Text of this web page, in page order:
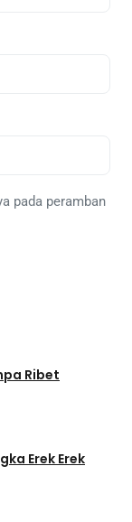
pada peramban
Ribet
Erek Erek